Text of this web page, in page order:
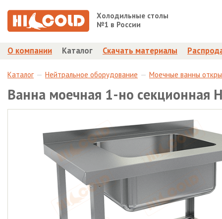
Холодильные столы
№1 в России
О компании Каталог Скачать материалы
Каталог Нейтральное оборудование Моечные ванны
Ванна моечная 1-но